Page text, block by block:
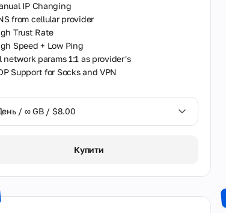
IP Changing
from cellular provider
Trust Rate
Speed + Low Ping
network params 1:1 as provider's
Support for Socks and VPN
/ ∞ GB / $8.00
Днів / ∞ GB / $66.00
Купити